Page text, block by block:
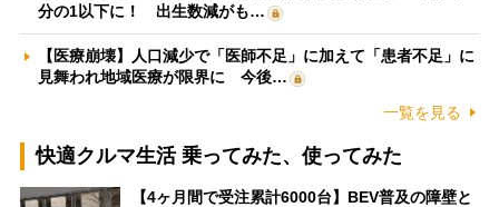
分の1以下に！ 出生数減がも…
【医療崩壊】人口減少で「医師不足」に加えて「患者不足」に
見舞われ地域医療が限界に 今後…
一覧を見る
快適クルマ生活 乗ってみた、使ってみた
【4ヶ月間で受注累計6000台】BEV普及の障壁と